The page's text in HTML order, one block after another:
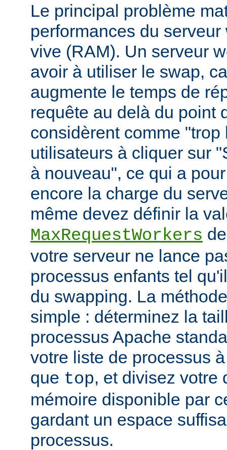
Le principal problème
performances du
vive (RAM). Un serveur
avoir à utiliser le swap,
augmente le temps de
requête au delà du point
considèrent comme
utilisateurs à cliquer sur
à nouveau", ce qui a
encore la charge du
même devez définir la
MaxRequestWorkers
votre serveur ne lance
processus enfants tel
du swapping. La
simple : déterminez la
processus Apache
votre liste de processus
que top, et divisez votre
mémoire disponible par
gardant un espace
processus.